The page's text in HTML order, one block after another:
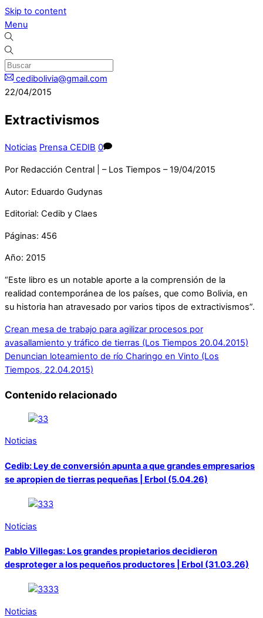
Skip to content
Menu
cedibolivia@gmail.com
22/04/2015
Extractivismos
Noticias Prensa CEDIB 0
Por Redacción Central | – Los Tiempos – 19/04/2015
Autor: Eduardo Gudynas
Editorial: Cedib y Claes
Páginas: 456
Año: 2015
“Este libro es un notable aporte a la comprensión de la
realidad contemporánea de los países, que como Bolivia, en
su historia han atravesado por varios tipos de extractivismos”.
Crean mesa de trabajo para agilizar procesos por
avasallamiento y tráfico de tierras (Los Tiempos 20.04.2015)
Denuncian loteamiento de río Charingo en Vinto (Los
Tiempos, 22.04.2015)
Contenido relacionado
Noticias
Cedib: Ley de conversión apunta a que grandes empresarios
se apropien de tierras pequeñas | Erbol (5.04.26)
Noticias
Pablo Villegas: Los grandes propietarios decidieron
desproteger a los pequeños productores | Erbol (31.03.26)
Noticias